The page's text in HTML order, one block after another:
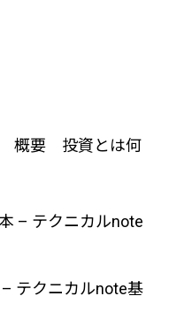
概要 投資とは何
– テクニカルnote
テクニカルnote基